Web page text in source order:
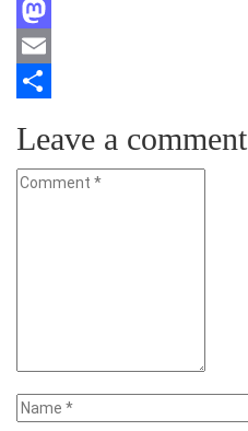
Facebook
Mastodon
Email
Leave a comment